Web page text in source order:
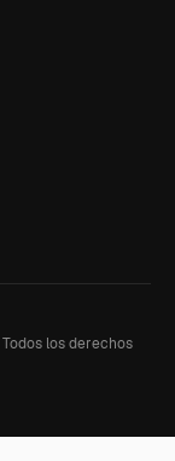
Todos los derechos